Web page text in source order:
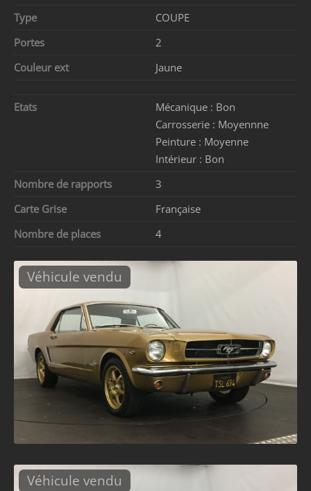
Type
COUPE
Portes
2
Couleur ext
Jaune
Etats Mécanique : Bon
Carrosserie : Moyennne
Peinture : Moyenne
Intérieur : Bon
Nombre de rapports
3
Carte Grise
Française
Nombre de places
4
Véhicule vendu
Véhicule vendu